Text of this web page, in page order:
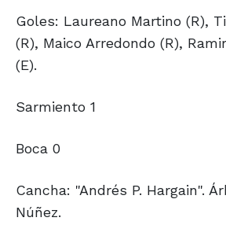
Goles: Laureano Martino (R),
(R), Maico Arredondo (R),
(E).
Sarmiento 1
Boca 0
Cancha: "Andrés P. Hargain".
Núñez.